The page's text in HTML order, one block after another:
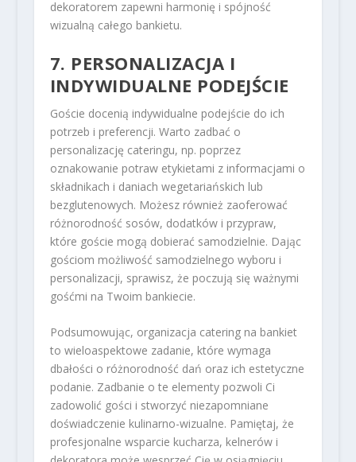
dekoratorem zapewni harmonię i spójność
wizualną całego bankietu.
7. PERSONALIZACJA I
INDYWIDUALNE PODEJŚCIE
Goście docenią indywidualne podejście do ich
potrzeb i preferencji. Warto zadbać o
personalizację cateringu, np. poprzez
oznakowanie potraw etykietami z informacjami o
składnikach i daniach wegetariańskich lub
bezglutenowych. Możesz również zaoferować
różnorodność sosów, dodatków i przypraw,
które goście mogą dobierać samodzielnie. Dając
gościom możliwość samodzielnego wyboru i
personalizacji, sprawisz, że poczują się ważnymi
gośćmi na Twoim bankiecie.
Podsumowując, organizacja catering na bankiet
to wieloaspektowe zadanie, które wymaga
dbałości o różnorodność dań oraz ich estetyczne
podanie. Zadbanie o te elementy pozwoli Ci
zadowolić gości i stworzyć niezapomniane
doświadczenie kulinarno-wizualne. Pamiętaj, że
profesjonalne wsparcie kucharza, kelnerów i